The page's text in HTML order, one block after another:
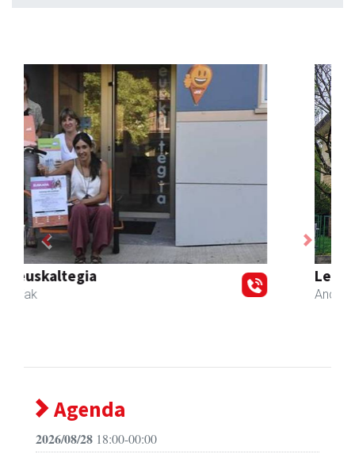
Leizaran Institutua
Andoain
Previous Next
Agenda
2026/08/28 18:00-00:00